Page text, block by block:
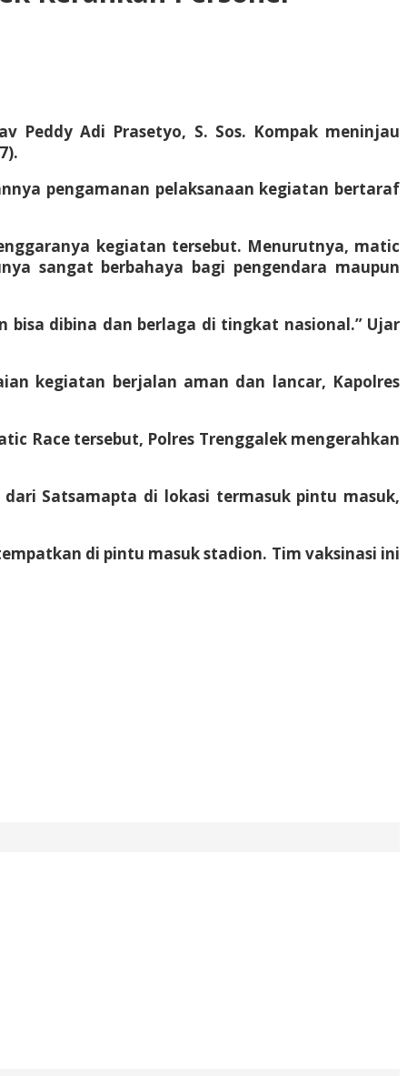
Peddy Adi Prasetyo, S. Sos. Kompak meninjau
pengamanan pelaksanaan kegiatan bertaraf
kegiatan tersebut. Menurutnya, matic
sangat berbahaya bagi pengendara maupun
dibina dan berlaga di tingkat nasional.” Ujar
kegiatan berjalan aman dan lancar, Kapolres
Race tersebut, Polres Trenggalek mengerahkan
Satsamapta di lokasi termasuk pintu masuk,
di pintu masuk stadion. Tim vaksinasi ini